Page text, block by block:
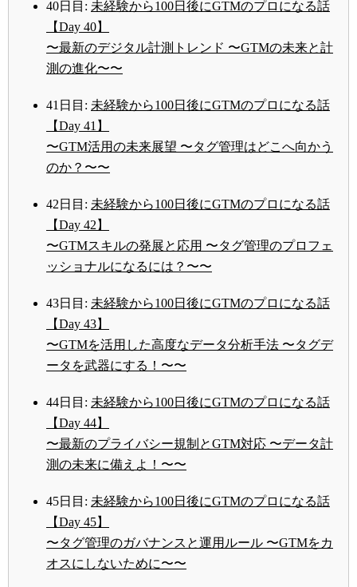
40日目: 未経験から100日後にGTMのプロになる話
【Day 40】
〜最新のデジタル計測トレンド 〜GTMの未来と計
測の進化〜〜
41日目: 未経験から100日後にGTMのプロになる話
【Day 41】
〜GTM活用の未来展望 〜タグ管理はどこへ向かう
のか？〜〜
42日目: 未経験から100日後にGTMのプロになる話
【Day 42】
〜GTMスキルの発展と応用 〜タグ管理のプロフェ
ッショナルになるには？〜〜
43日目: 未経験から100日後にGTMのプロになる話
【Day 43】
〜GTMを活用した高度なデータ分析手法 〜タグデ
ータを武器にする！〜〜
44日目: 未経験から100日後にGTMのプロになる話
【Day 44】
〜最新のプライバシー規制とGTM対応 〜データ計
測の未来に備えよ！〜〜
45日目: 未経験から100日後にGTMのプロになる話
【Day 45】
〜タグ管理のガバナンスと運用ルール 〜GTMをカ
オスにしないために〜〜